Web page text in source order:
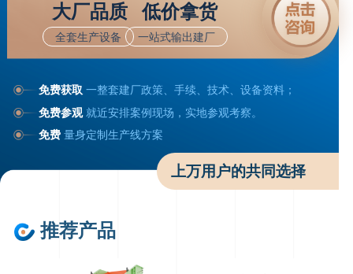
大厂品质 低价拿货
全套生产设备 一站式输出建厂
免费获取 一整套建厂政策、手续、技术、设备资料；
免费参观就近安排案例现场，实地参观考察。
免费量身定制生产线方案
上万用户的共同选择
推荐产品